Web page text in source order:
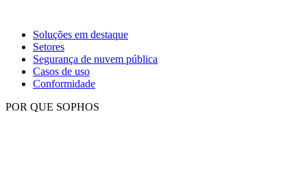
Soluções em destaque
Setores
Segurança de nuvem pública
Casos de uso
Conformidade
POR QUE SOPHOS